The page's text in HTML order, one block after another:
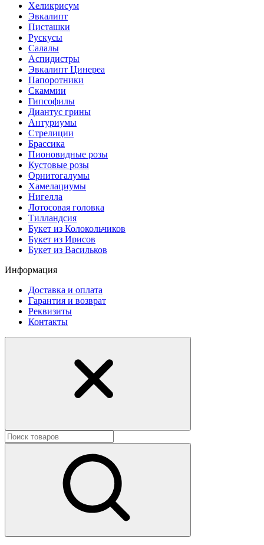
Хеликрисум
Эвкалипт
Писташки
Рускусы
Салалы
Аспидистры
Эвкалипт Цинереа
Папоротники
Скаммии
Гипсофилы
Диантус грины
Антуриумы
Стрелиции
Брассика
Пионовидные розы
Кустовые розы
Орнитогалумы
Хамелациумы
Нигелла
Лотосовая головка
Тилландсия
Букет из Колокольчиков
Букет из Ирисов
Букет из Васильков
Информация
Доставка и оплата
Гарантия и возврат
Реквизиты
Контакты